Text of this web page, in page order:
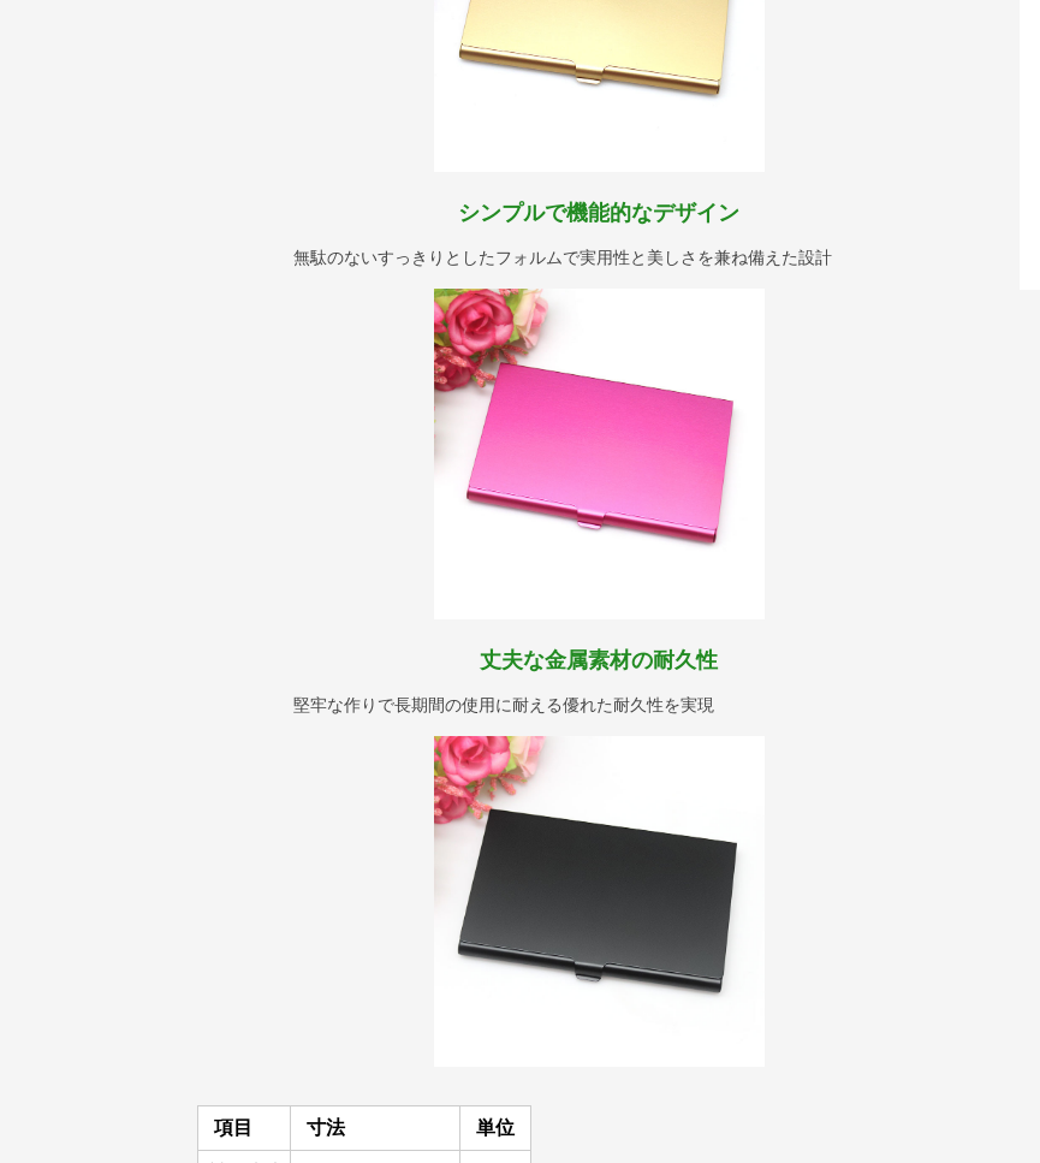
シンプルで機能的なデザイン
無駄のないすっきりとしたフォルムで実用性と美しさを兼ね備えた設計
丈夫な金属素材の耐久性
堅牢な作りで長期間の使用に耐える優れた耐久性を実現
項目 寸法 単位